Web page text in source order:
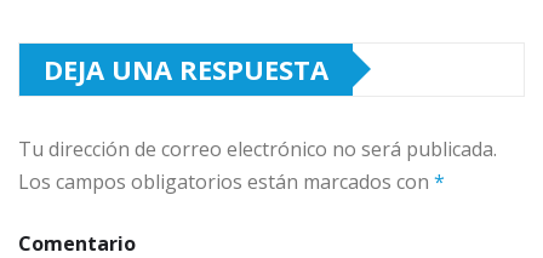
DEJA UNA RESPUESTA
Tu dirección de correo electrónico no será publicada.
Los campos obligatorios están marcados con *
Comentario